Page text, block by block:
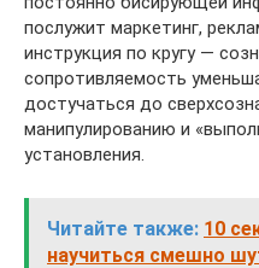
послужит маркетинг,
инструкция по кругу —
сопротивляемость
достучаться до
манипулированию и
установления.
Читайте также: 10
научиться смешно